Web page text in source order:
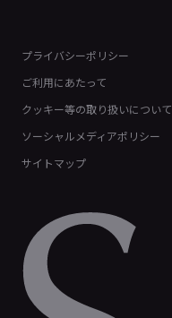
プライバシーポリシー
ご利用にあたって
クッキー等の取り扱いについて
ソーシャルメディアポリシー
サイトマップ